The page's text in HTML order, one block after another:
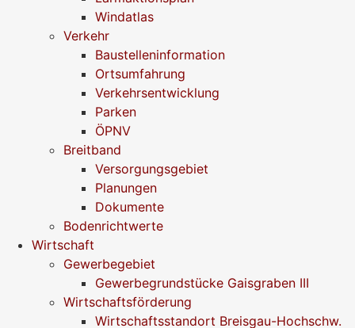
Windatlas
Verkehr
Baustelleninformation
Ortsumfahrung
Verkehrsentwicklung
Parken
ÖPNV
Breitband
Versorgungsgebiet
Planungen
Dokumente
Bodenrichtwerte
Wirtschaft
Gewerbegebiet
Gewerbegrundstücke Gaisgraben III
Wirtschaftsförderung
Wirtschaftsstandort Breisgau-Hochschw.